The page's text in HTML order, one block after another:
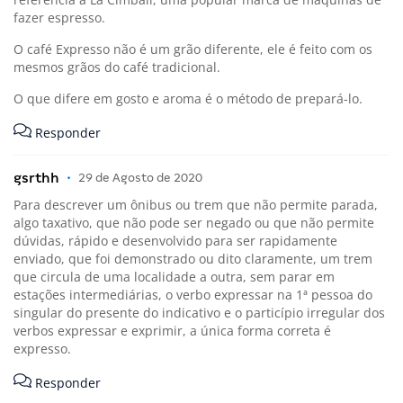
fazer espresso.
O café Expresso não é um grão diferente, ele é feito com os
mesmos grãos do café tradicional.
O que difere em gosto e aroma é o método de prepará-lo.
Responder
gsrthh • 29 de Agosto de 2020
Para descrever um ônibus ou trem que não permite parada,
algo taxativo, que não pode ser negado ou que não permite
dúvidas, rápido e desenvolvido para ser rapidamente
enviado, que foi demonstrado ou dito claramente, um trem
que circula de uma localidade a outra, sem parar em
estações intermediárias, o verbo expressar na 1ª pessoa do
singular do presente do indicativo e o particípio irregular dos
verbos expressar e exprimir, a única forma correta é
expresso.
Responder